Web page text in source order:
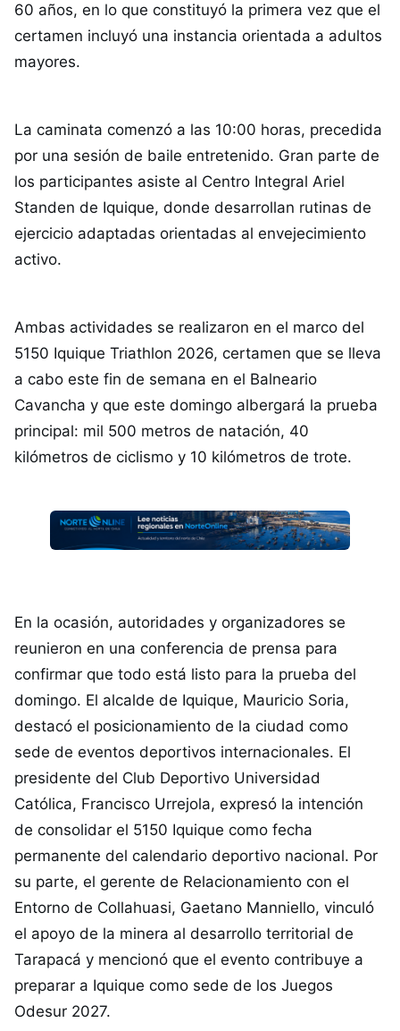
60 años, en lo que constituyó la primera vez que el
certamen incluyó una instancia orientada a adultos
mayores.
La caminata comenzó a las 10:00 horas, precedida
por una sesión de baile entretenido. Gran parte de
los participantes asiste al Centro Integral Ariel
Standen de Iquique, donde desarrollan rutinas de
ejercicio adaptadas orientadas al envejecimiento
activo.
Ambas actividades se realizaron en el marco del
5150 Iquique Triathlon 2026, certamen que se lleva
a cabo este fin de semana en el Balneario
Cavancha y que este domingo albergará la prueba
principal: mil 500 metros de natación, 40
kilómetros de ciclismo y 10 kilómetros de trote.
En la ocasión, autoridades y organizadores se
reunieron en una conferencia de prensa para
confirmar que todo está listo para la prueba del
domingo. El alcalde de Iquique, Mauricio Soria,
destacó el posicionamiento de la ciudad como
sede de eventos deportivos internacionales. El
presidente del Club Deportivo Universidad
Católica, Francisco Urrejola, expresó la intención
de consolidar el 5150 Iquique como fecha
permanente del calendario deportivo nacional. Por
su parte, el gerente de Relacionamiento con el
Entorno de Collahuasi, Gaetano Manniello, vinculó
el apoyo de la minera al desarrollo territorial de
Tarapacá y mencionó que el evento contribuye a
preparar a Iquique como sede de los Juegos
Odesur 2027.